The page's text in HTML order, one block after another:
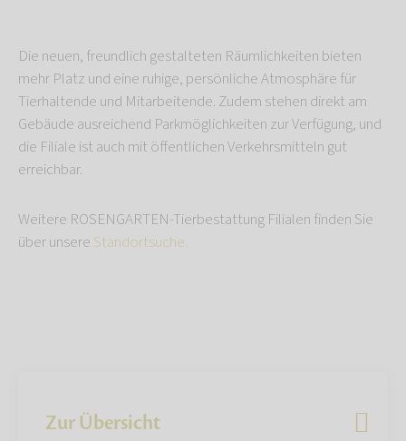
Die neuen, freundlich gestalteten Räumlichkeiten bieten
mehr Platz und eine ruhige, persönliche Atmosphäre für
Tierhaltende und Mitarbeitende. Zudem stehen direkt am
Gebäude ausreichend Parkmöglichkeiten zur Verfügung, und
die Filiale ist auch mit öffentlichen Verkehrsmitteln gut
erreichbar.
Weitere ROSENGARTEN-Tierbestattung Filialen finden Sie
über unsere Standortsuche.
Zur Übersicht